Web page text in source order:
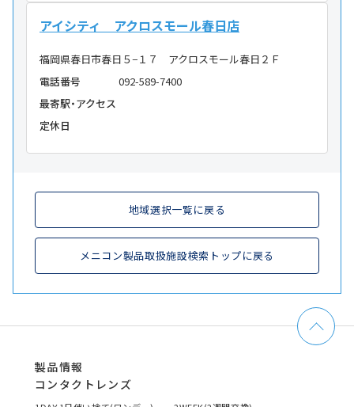
アイシティ アクロスモール春日店
福岡県春日市春日５−１７ アクロスモール春日２Ｆ
電話番号
092-589-7400
最寄駅・アクセス
定休日
地域選択一覧に戻る
メニコン製品取扱施設検索トップに戻る
製品情報
コンタクトレンズ